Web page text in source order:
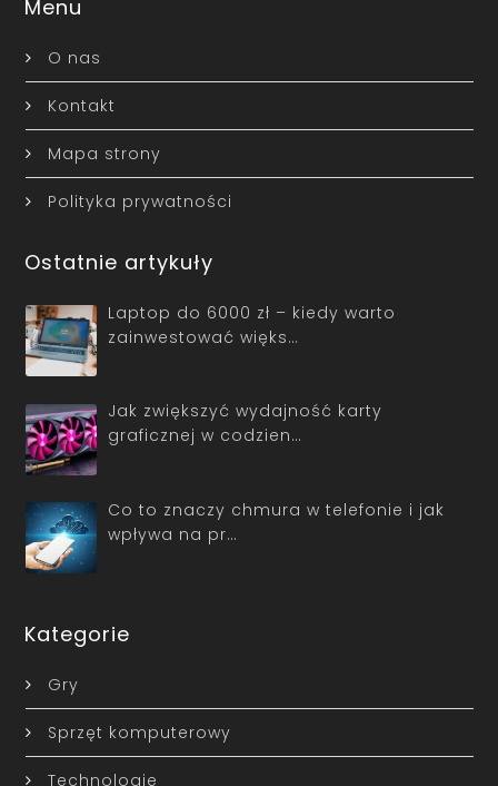
Menu
O nas
Kontakt
Mapa strony
Polityka prywatności
Ostatnie artykuły
Laptop do 6000 zł – kiedy warto
zainwestować więks…
Jak zwiększyć wydajność karty
graficznej w codzien…
Co to znaczy chmura w telefonie i jak
wpływa na pr…
Kategorie
Gry
Sprzęt komputerowy
Technologie